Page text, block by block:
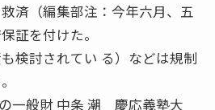
済（編集部注：今年六月、五
証を付けた。
検討されてい る）などは規制
一般財 中条 潮 慶応義塾大